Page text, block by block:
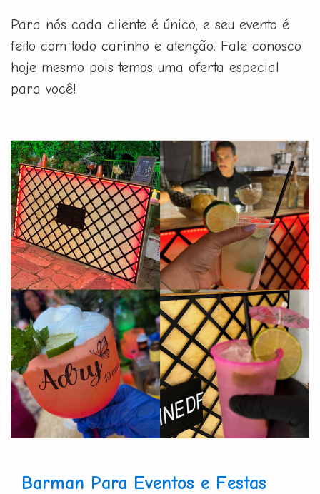
Para nós cada cliente é único, e seu evento é
feito com todo carinho e atenção. Fale conosco
hoje mesmo pois temos uma oferta especial
para você!
Barman Para Eventos e Festas